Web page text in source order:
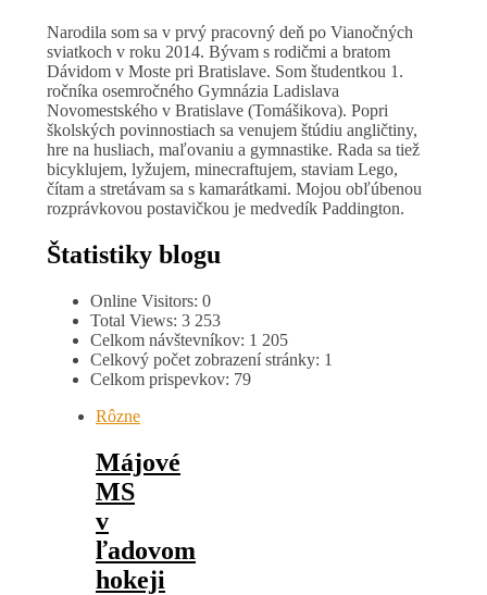
Narodila som sa v prvý pracovný deň po Vianočných
sviatkoch v roku 2014. Bývam s rodičmi a bratom
Dávidom v Moste pri Bratislave. Som študentkou 1.
ročníka osemročného Gymnázia Ladislava
Novomestského v Bratislave (Tomášikova). Popri
školských povinnostiach sa venujem štúdiu angličtiny,
hre na husliach, maľovaniu a gymnastike. Rada sa tiež
bicyklujem, lyžujem, minecraftujem, staviam Lego,
čítam a stretávam sa s kamarátkami. Mojou obľúbenou
rozprávkovou postavičkou je medvedík Paddington.
Štatistiky blogu
Online Visitors: 0
Total Views: 3 253
Celkom návštevníkov: 1 205
Celkový počet zobrazení stránky: 1
Celkom prispevkov: 79
Rôzne
Májové
MS
v
ľadovom
hokeji